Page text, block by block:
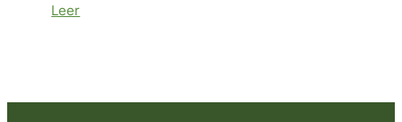
Leer: